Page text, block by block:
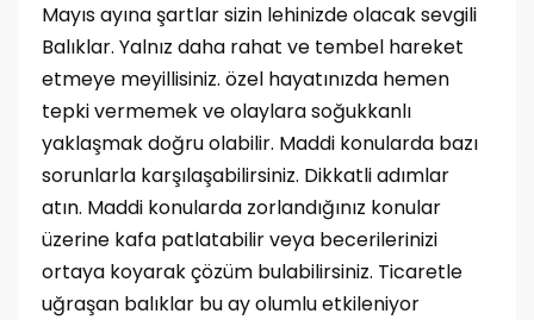
Mayıs ayına şartlar sizin lehinizde olacak sevgili
Balıklar. Yalnız daha rahat ve tembel hareket
etmeye meyillisiniz. özel hayatınızda hemen
tepki vermemek ve olaylara soğukkanlı
yaklaşmak doğru olabilir. Maddi konularda bazı
sorunlarla karşılaşabilirsiniz. Dikkatli adımlar
atın. Maddi konularda zorlandığınız konular
üzerine kafa patlatabilir veya becerilerinizi
ortaya koyarak çözüm bulabilirsiniz. Ticaretle
uğraşan balıklar bu ay olumlu etkileniyor